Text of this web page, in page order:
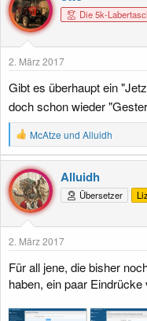
t
i
o
n
n
Die 5k-
2. März 2017
Gibt es überhaupt ein
doch schon wieder
R
e
a
k
t
i
o
n
n
McAtze und Alluidh
Alluidh
Übersetzer
2. März 2017
Für all jene, die bisher
haben, ein paar